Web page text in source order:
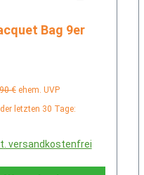
Preis:
€ ehem. UVP
letzten 30 Tage:
versandkostenfrei